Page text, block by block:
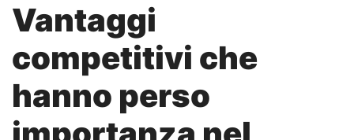
Vantaggi
competitivi che
hanno perso